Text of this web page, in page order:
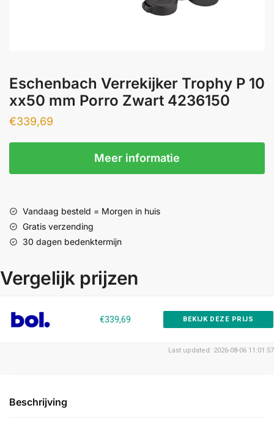
Eschenbach Verrekijker Trophy P 10
xx50 mm Porro Zwart 4236150
€339,69
Meer informatie
Vandaag besteld = Morgen in huis
Gratis verzending
30 dagen bedenktermijn
Vergelijk prijzen
€339,69 BEKIJK DEZE PRIJS
Last updated: 2026-08-06 11:01:57
Beschrijving